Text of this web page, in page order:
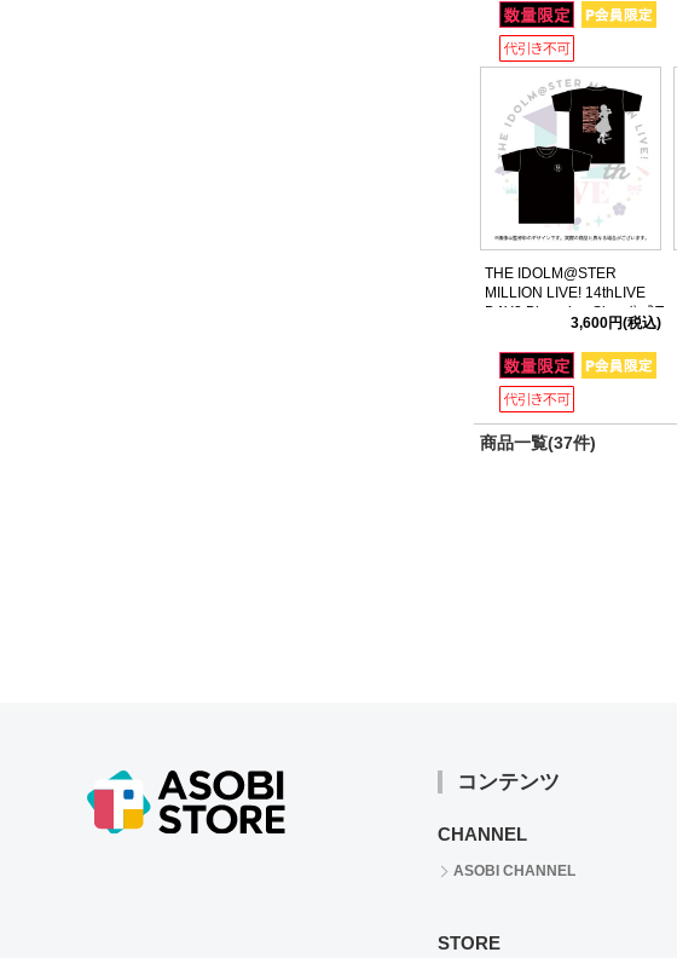
THE IDOLM@STER
MILLION LIVE! 14thLIVE
DAY2 Blooming Sign 公式T
シャツ 【百瀬莉緒】 Mサイ
3,600円(税込)
商品一覧(37件)
コンテンツ
CHANNEL
ASOBI CHANNEL
STORE